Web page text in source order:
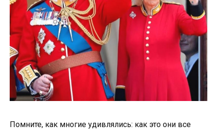
Помните, как многие удивлялись: как это они все